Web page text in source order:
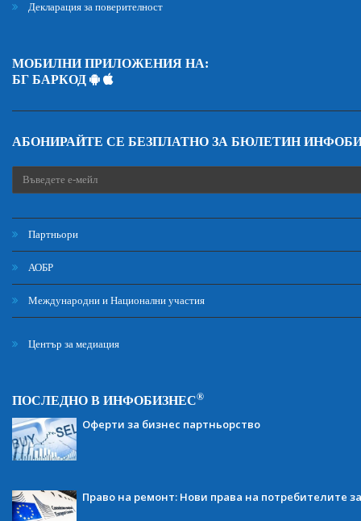
Декларация за поверителност
МОБИЛНИ ПРИЛОЖЕНИЯ НА:
БГ БАРКОД
АБОНИРАЙТЕ СЕ БЕЗПЛАТНО ЗА БЮЛЕТИН
Партньори
АОБР
Международни и Национални участия
Център за медиация
ПОСЛЕДНО В ИНФОБИЗНЕС®
Оферти за бизнес партньорство
Право на ремонт: Нови права на потребителите